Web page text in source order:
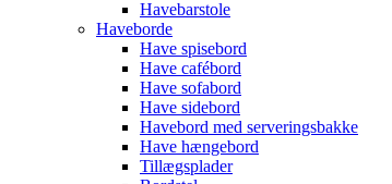
Havebarstole
Haveborde
Have spisebord
Have cafébord
Have sofabord
Have sidebord
Havebord med serveringsbakke
Have hængebord
Tillægsplader